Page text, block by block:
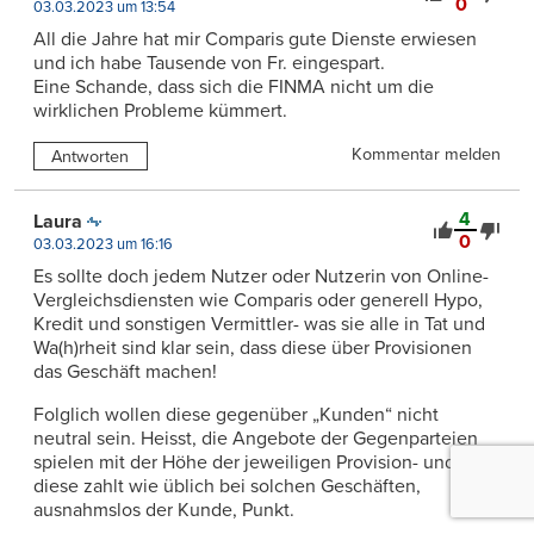
0
03.03.2023 um 13:54
All die Jahre hat mir Comparis gute Dienste erwiesen
und ich habe Tausende von Fr. eingespart.
Eine Schande, dass sich die FINMA nicht um die
wirklichen Probleme kümmert.
Antworten Kommentar melden
4
0
Laura
03.03.2023 um 16:16
Es sollte doch jedem Nutzer oder Nutzerin von Online-
Vergleichsdiensten wie Comparis oder generell Hypo,
Kredit und sonstigen Vermittler- was sie alle in Tat und
Wa(h)rheit sind klar sein, dass diese über Provisionen
das Geschäft machen!
Folglich wollen diese gegenüber „Kunden“ nicht
neutral sein. Heisst, die Angebote der Gegenparteien
spielen mit der Höhe der jeweiligen Provision- und
diese zahlt wie üblich bei solchen Geschäften,
ausnahmslos der Kunde, Punkt.